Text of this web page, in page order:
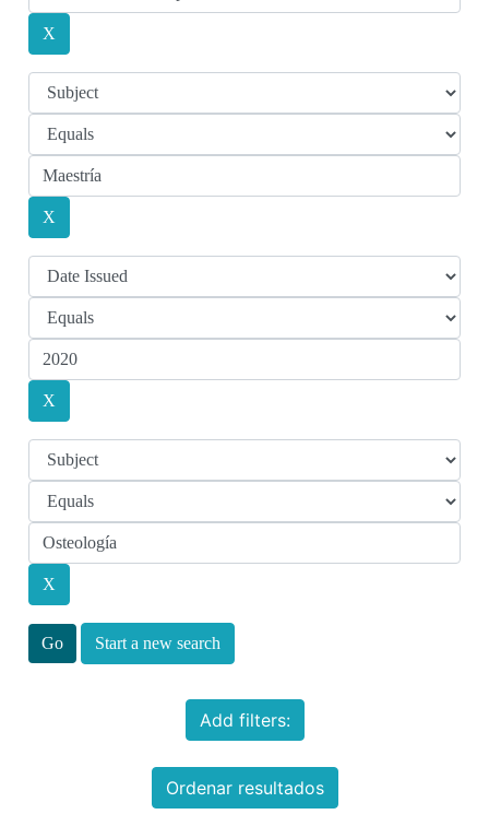
Start a new search
Add filters:
Ordenar resultados